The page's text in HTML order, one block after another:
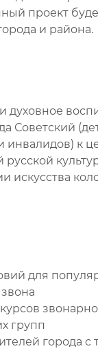
проект
и района.
духовное
Советский
инвалидов) к
искусства
для
групп
города с